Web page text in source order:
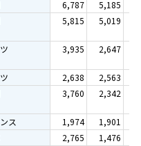
6,787 5,185
5,815 5,019
3,935 2,647
2,638 2,563
3,760 2,342
ス 1,974 1,901
2,765 1,476